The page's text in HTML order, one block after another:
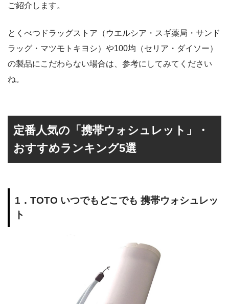
ご紹介します。
とくべつドラッグストア（ウエルシア・スギ薬局・サンド
ラッグ・マツモトキヨシ）や100均（セリア・ダイソー）
の製品にこだわらない場合は、参考にしてみてください
ね。
定番人気の「携帯ウォシュレット」・
おすすめランキング5選
1．TOTO いつでもどこでも 携帯ウォシュレッ
ト